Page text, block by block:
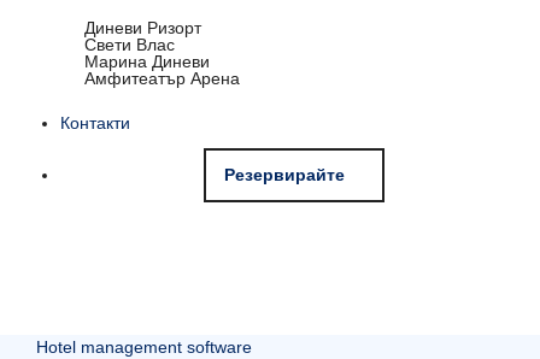
Диневи Ризорт
Свети Влас
Марина Диневи
Амфитеатър Арена
Контакти
Резервирайте
Hotel management software